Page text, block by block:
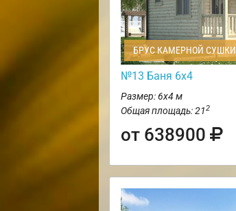
БРУС КАМЕРНОЙ СУШКИ
№13 Баня 6х4
Размер: 6х4 м
Общая площадь: 212
от 638900